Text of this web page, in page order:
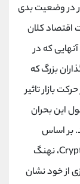
در وضعیت بدی
اقتصاد کلان
که در
بزرگ که
بازار تاثیر
این بحران
بر اساس
بینش های جدید Darkfost، تحلیلگر CryptoQuant، نهنگ
از خود نشان